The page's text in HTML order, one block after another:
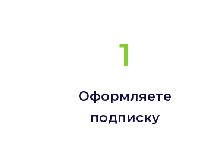
1
Оформляете
подписку